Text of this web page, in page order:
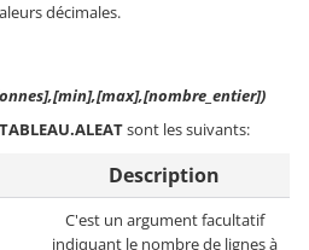
décimales.
TABLEAU.ALEATsont les suivants:
Description
C'est un argument facultatif
indiquant le nombre de lignes à